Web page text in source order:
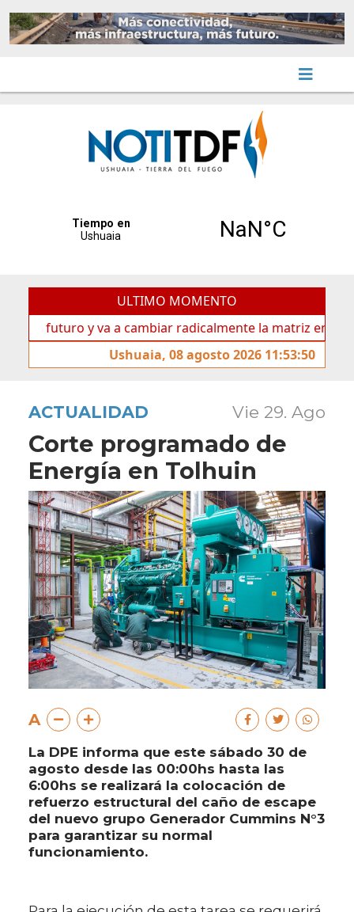
ULTIMO MOMENTO
y va a cambiar radicalmente la matriz energética de
Ushuaia, 08 agosto 2026 11:53:50
ACTUALIDAD Vie 29. Ago
Corte programado de
Energía en Tolhuin
A
La DPE informa que este sábado 30 de
agosto desde las 00:00hs hasta las
6:00hs se realizará la colocación de
refuerzo estructural del caño de escape
del nuevo grupo Generador Cummins N°3
para garantizar su normal
funcionamiento.